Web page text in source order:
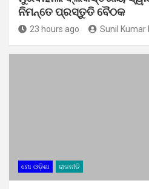
ନିମନ୍ତେ ପ୍ରସ୍ତୁତି ବୈଠକ
23 hours ago Sunil Kumar
ମୋ ଓଡ଼ିଶା ରାଜନୀତି